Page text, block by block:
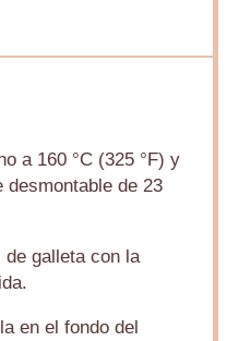
a 160 °C (325 °F) y
desmontable de 23
galleta con la
en el fondo del